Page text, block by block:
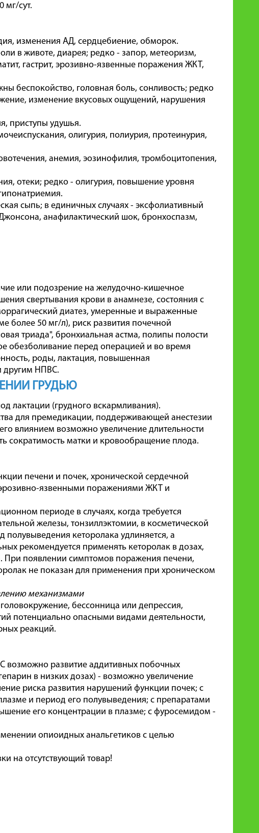
мг/сут.
изменения АД, сердцебиение, обморок.
в животе, диарея; редко - запор, метеоризм,
гастрит, эрозивно-язвенные поражения ЖКТ,
беспокойство, головная боль, сонливость; редко
изменение вкусовых ощущений, нарушения
приступы удушья.
олигурия, полиурия, протеинурия,
анемия, эозинофилия, тромбоцитопения,
отеки; редко - олигурия, повышение уровня
сыпь; в единичных случаях - эксфолиативный
анафилактический шок, бронхоспазм,
или подозрение на желудочно-кишечное
свертывания крови в анамнезе, состояния с
диатез, умеренные и выраженные
более 50 мг/л), риск развития почечной
триада", бронхиальная астма, полипы полости
обезболивание перед операцией и во время
роды, лактация, повышенная
другим НПВС.
ГРУДЬЮ
лактации (грудного вскармливания).
для премедикации, поддерживающей анестезии
влиянием возможно увеличение длительности
сократимость матки и кровообращение плода.
печени и почек, хронической сердечной
эрозивно-язвенными поражениями ЖКТ и
периоде в случаях, когда требуется
железы, тонзиллэктомии, в косметической
полувыведения кеторолака удлиняется, а
рекомендуется применять кеторолак в дозах,
При появлении симптомов поражения печени,
не показан для применения при хроническом
механизмами
бессонница или депрессия,
потенциально опасными видами деятельности,
реакций.
возможно развитие аддитивных побочных
в низких дозах) - возможно увеличение
риска развития нарушений функции почек; с
и период его полувыведения; с препаратами
его концентрации в плазме; с фуросемидом -
опиоидных анальгетиков с целью
на отсутствующий товар!